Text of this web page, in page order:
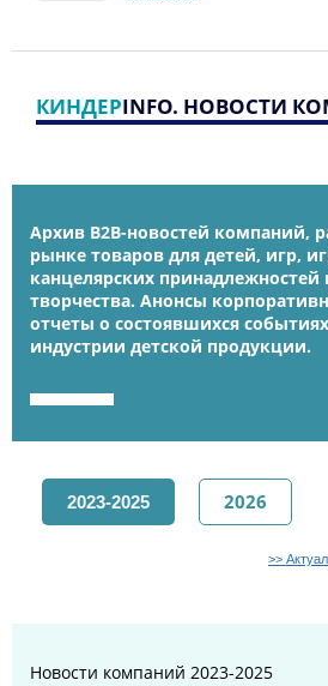
КИНДЕРINFO. НОВОСТИ
Архив B2B-новостей компаний,
рынке товаров для детей, игр,
канцелярских
творчества. Анонсы
отчеты о состоявшихся
индустрии детской продукции.
2023-2025 2026
>>
Новости компаний 2023-2025